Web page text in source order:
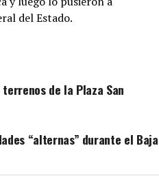
del Estado.
de la Plaza San
“alternas” durante el Baja